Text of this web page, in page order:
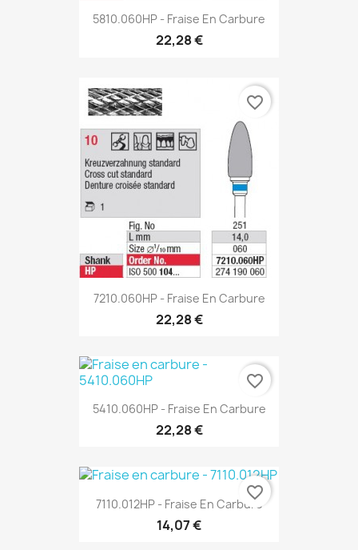
5810.060HP - Fraise En Carbure
22,28 €
7210.060HP - Fraise En Carbure
22,28 €
favorite_border
5410.060HP - Fraise En Carbure
22,28 €
favorite_border
7110.012HP - Fraise En Carbure
14,07 €
favorite_border